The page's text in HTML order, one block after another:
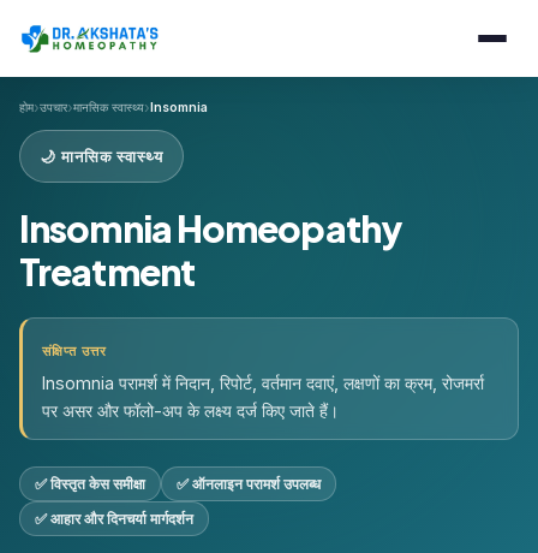
होम›उपचार›मानसिक स्वास्थ्य›Insomnia
🌙 मानसिक स्वास्थ्य
Insomnia Homeopathy
Treatment
संक्षिप्त उत्तर
Insomnia परामर्श में निदान, रिपोर्ट, वर्तमान दवाएं, लक्षणों का क्रम, रोजमर्रा
पर असर और फॉलो-अप के लक्ष्य दर्ज किए जाते हैं।
✅ विस्तृत केस समीक्षा
✅ ऑनलाइन परामर्श उपलब्ध
✅ आहार और दिनचर्या मार्गदर्शन